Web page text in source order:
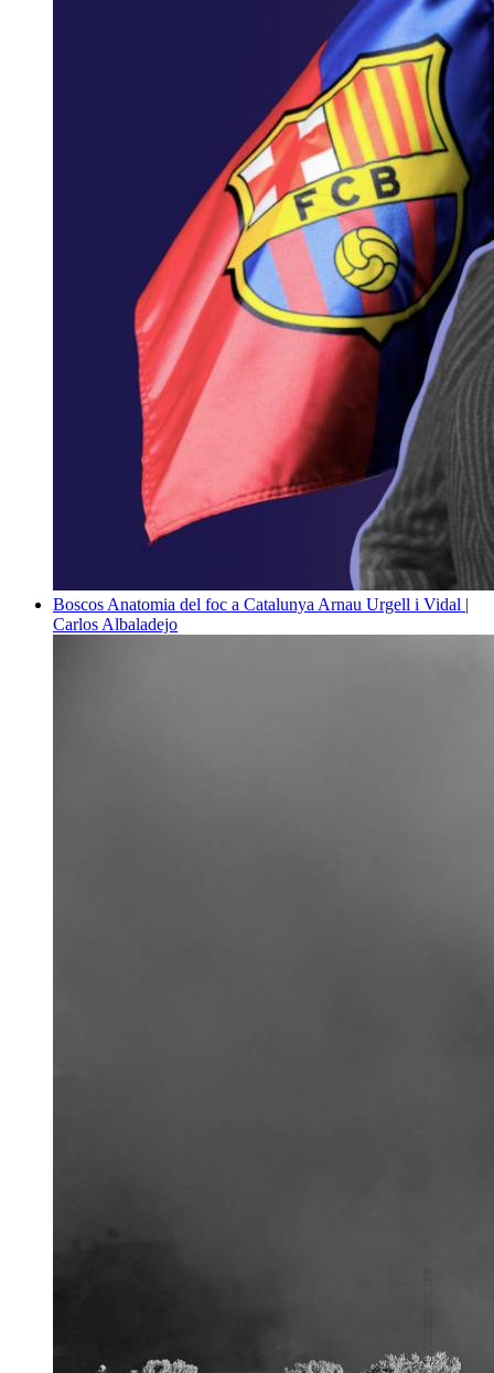
Boscos Anatomia del foc a Catalunya Arnau Urgell i Vidal |
Carlos Albaladejo